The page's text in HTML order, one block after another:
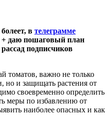
в телеграмме
+ даю пошаговый план
подписчиков
томатов, важно не только
но и защищать растения от
своевременно определить
меры по избавлению от
наиболее опасных и как